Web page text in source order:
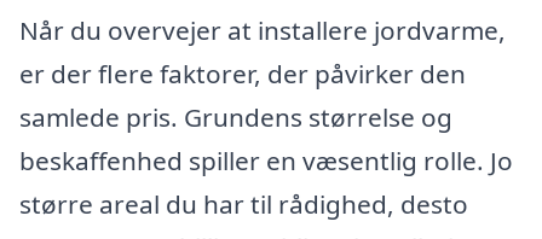
Når du overvejer at installere jordvarme,
er der flere faktorer, der påvirker den
samlede pris. Grundens størrelse og
beskaffenhed spiller en væsentlig rolle. Jo
større areal du har til rådighed, desto